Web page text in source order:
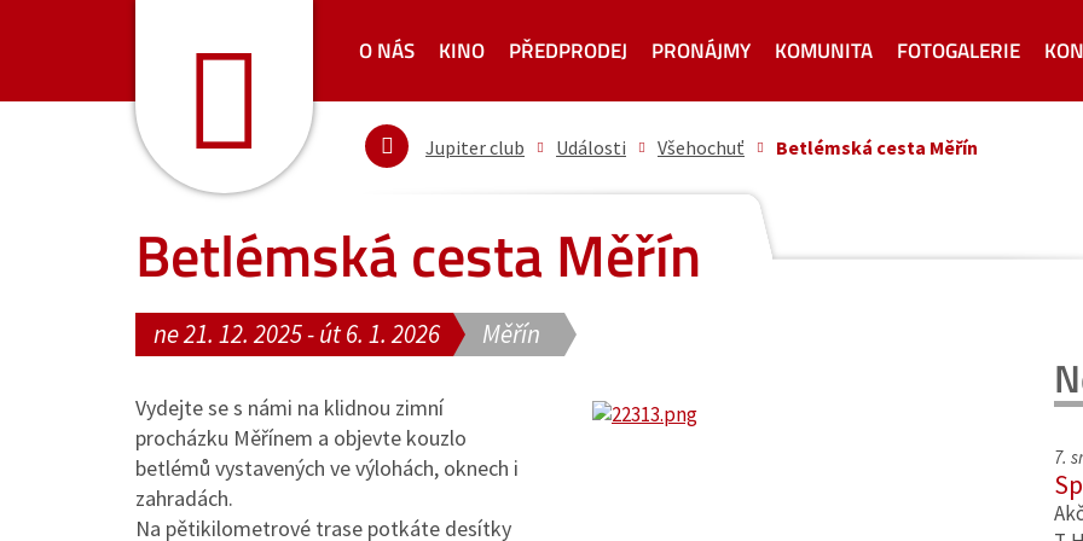
O NÁS KINO PŘEDPRODEJ PRONÁJMY KOMUNITA FOTOGALERIE
Jupiter club Události Všehochuť Betlémská cesta Měřín
Betlémská cesta Měřín
ne 21. 12. 2025 - út 6. 1. 2026 Měřín
Vydejte se s námi na klidnou zimní
procházku Měřínem a objevte kouzlo
betlémů vystavených ve výlohách, oknech i
zahradách.
Na pětikilometrové trase potkáte desítky
7.